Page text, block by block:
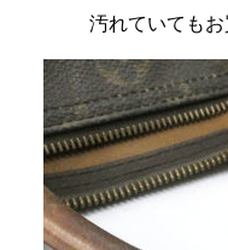
汚れていても